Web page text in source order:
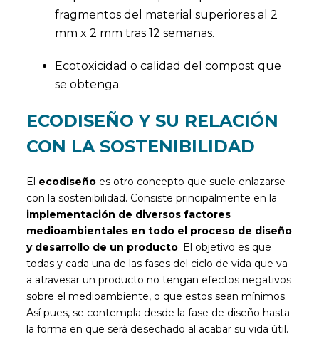
fragmentos del material superiores al 2
mm x 2 mm tras 12 semanas.
Ecotoxicidad o calidad del compost que
se obtenga.
ECODISEÑO Y SU RELACIÓN
CON LA SOSTENIBILIDAD
El ecodiseño es otro concepto que suele enlazarse
con la sostenibilidad. Consiste principalmente en la
implementación de diversos factores
medioambientales en todo el proceso de diseño
y desarrollo de un producto. El objetivo es que
todas y cada una de las fases del ciclo de vida que va
a atravesar un producto no tengan efectos negativos
sobre el medioambiente, o que estos sean mínimos.
Así pues, se contempla desde la fase de diseño hasta
la forma en que será desechado al acabar su vida útil.